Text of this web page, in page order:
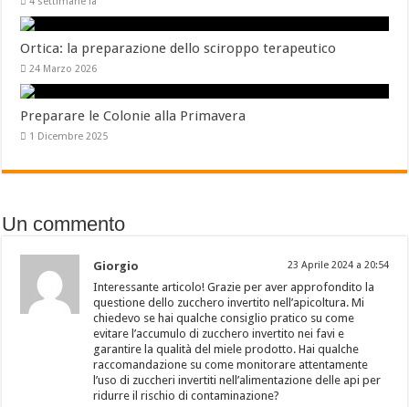
Ortica: la preparazione dello sciroppo terapeutico
24 Marzo 2026
Preparare le Colonie alla Primavera
1 Dicembre 2025
Un commento
Giorgio 23 Aprile 2024 a 20:54
Interessante articolo! Grazie per aver approfondito la
questione dello zucchero invertito nell’apicoltura. Mi
chiedevo se hai qualche consiglio pratico su come
evitare l’accumulo di zucchero invertito nei favi e
garantire la qualità del miele prodotto. Hai qualche
raccomandazione su come monitorare attentamente
l’uso di zuccheri invertiti nell’alimentazione delle api per
ridurre il rischio di contaminazione?